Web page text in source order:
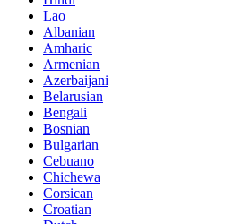
Lao
Albanian
Amharic
Armenian
Azerbaijani
Belarusian
Bengali
Bosnian
Bulgarian
Cebuano
Chichewa
Corsican
Croatian